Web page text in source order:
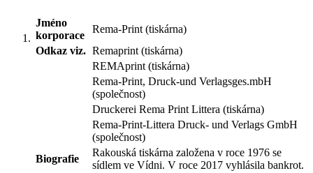
Jméno
korporace
Rema-Print (tiskárna)
Odkaz viz. Remaprint (tiskárna)
REMAprint (tiskárna)
Rema-Print, Druck-und Verlagsges.mbH
(společnost)
Druckerei Rema Print Littera (tiskárna)
Rema-Print-Littera Druck- und Verlags GmbH
(společnost)
Biografie
Rakouská tiskárna založena v roce 1976 se
sídlem ve Vídni. V roce 2017 vyhlásila bankrot.